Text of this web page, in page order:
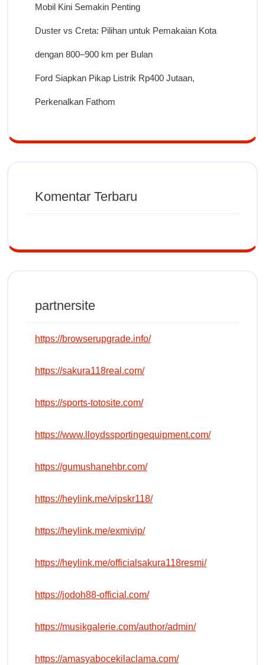
Mobil Kini Semakin Penting
Duster vs Creta: Pilihan untuk Pemakaian Kota
dengan 800–900 km per Bulan
Ford Siapkan Pikap Listrik Rp400 Jutaan,
Perkenalkan Fathom
Komentar Terbaru
partnersite
https://browserupgrade.info/
https://sakura118real.com/
https://sports-totosite.com/
https://www.lloydssportingequipment.com/
https://gumushanehbr.com/
https://heylink.me/vipskr118/
https://heylink.me/exmivip/
https://heylink.me/officialsakura118resmi/
https://jodoh88-official.com/
https://musikgalerie.com/author/admin/
https://amasyabocekilaclama.com/